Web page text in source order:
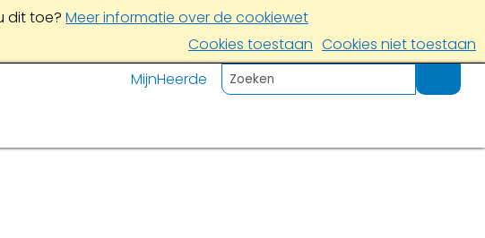
dit toe? Meer informatie over de cookiewet
Cookies toestaan Cookies niet toestaan
MijnHeerde